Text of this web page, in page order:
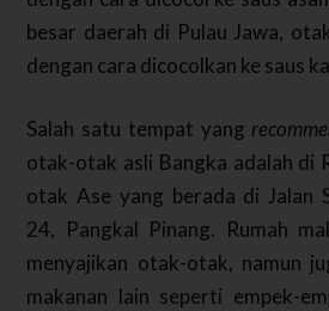
besar daerah di Pulau Jawa,
dengan cara dicocolkan ke saus
Salah satu tempat yang
otak-otak asli Bangka adalah di
otak Ase yang berada di Jalan
24, Pangkal Pinang. Rumah
menyajikan otak-otak, namun
makanan lain seperti empek-